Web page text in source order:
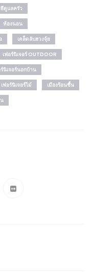
ดูแลครัว
ห้องนอน
เคล็ดลับฮวงจุ้ย
เฟอร์นิเจอร์ OUTDOOR
ร์นิเจอร์นอกบ้าน
เฟอร์นิเจอร์ไม้
เมืองร้อนชื้น